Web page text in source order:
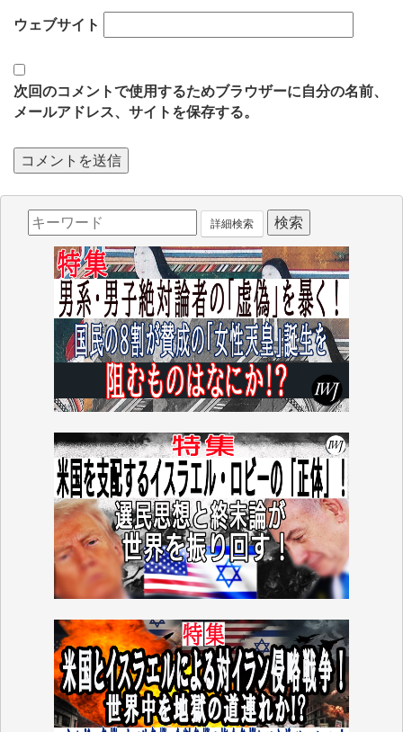
ウェブサイト
次回のコメントで使用するためブラウザーに自分の名前、
メールアドレス、サイトを保存する。
詳細検索